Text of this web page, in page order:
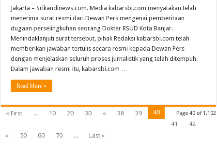
Jakarta – Srikandinews.com. Media kabarsbi.com menyatakan telah
menerima surat resmi dari Dewan Pers mengenai pemberitaan
dugaan perselingkuhan seorang Dokter RSUD Kota Banjar.
Menindaklanjuti surat tersebut, pihak Redaksi kabarsbi.com telah
memberikan jawaban tertulis secara resmi kepada Dewan Pers
dengan menjelaskan seluruh proses jurnalistik yang telah ditempuh.
Dalam jawaban resmi itu, kabarsbi.com …
Read More »
Page 40 of 1,102
« First ... 10 20 30 « 38 39
40
41
42
»
50 60 70 ... Last »